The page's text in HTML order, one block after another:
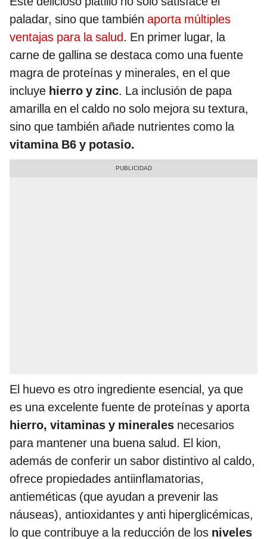
paladar, sino que también aporta múltiples
ventajas para la salud. En primer lugar, la
carne de gallina se destaca como una fuente
magra de proteínas y minerales, en el que
incluye hierro y zinc. La inclusión de papa
amarilla en el caldo no solo mejora su textura,
sino que también añade nutrientes como la
vitamina B6 y potasio.
El huevo es otro ingrediente esencial, ya que
es una excelente fuente de proteínas y aporta
hierro, vitaminas y minerales necesarios
para mantener una buena salud. El kion,
además de conferir un sabor distintivo al caldo,
ofrece propiedades antiinflamatorias,
antieméticas (que ayudan a prevenir las
náuseas), antioxidantes y anti hiperglicémicas,
lo que contribuye a la reducción de los niveles